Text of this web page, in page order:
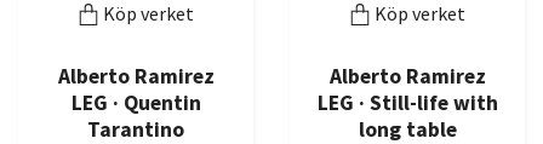
Köp verket
Alberto Ramirez
LEG · Quentin
Tarantino
Köp verket
Alberto Ramirez
LEG · Still-life with
long table